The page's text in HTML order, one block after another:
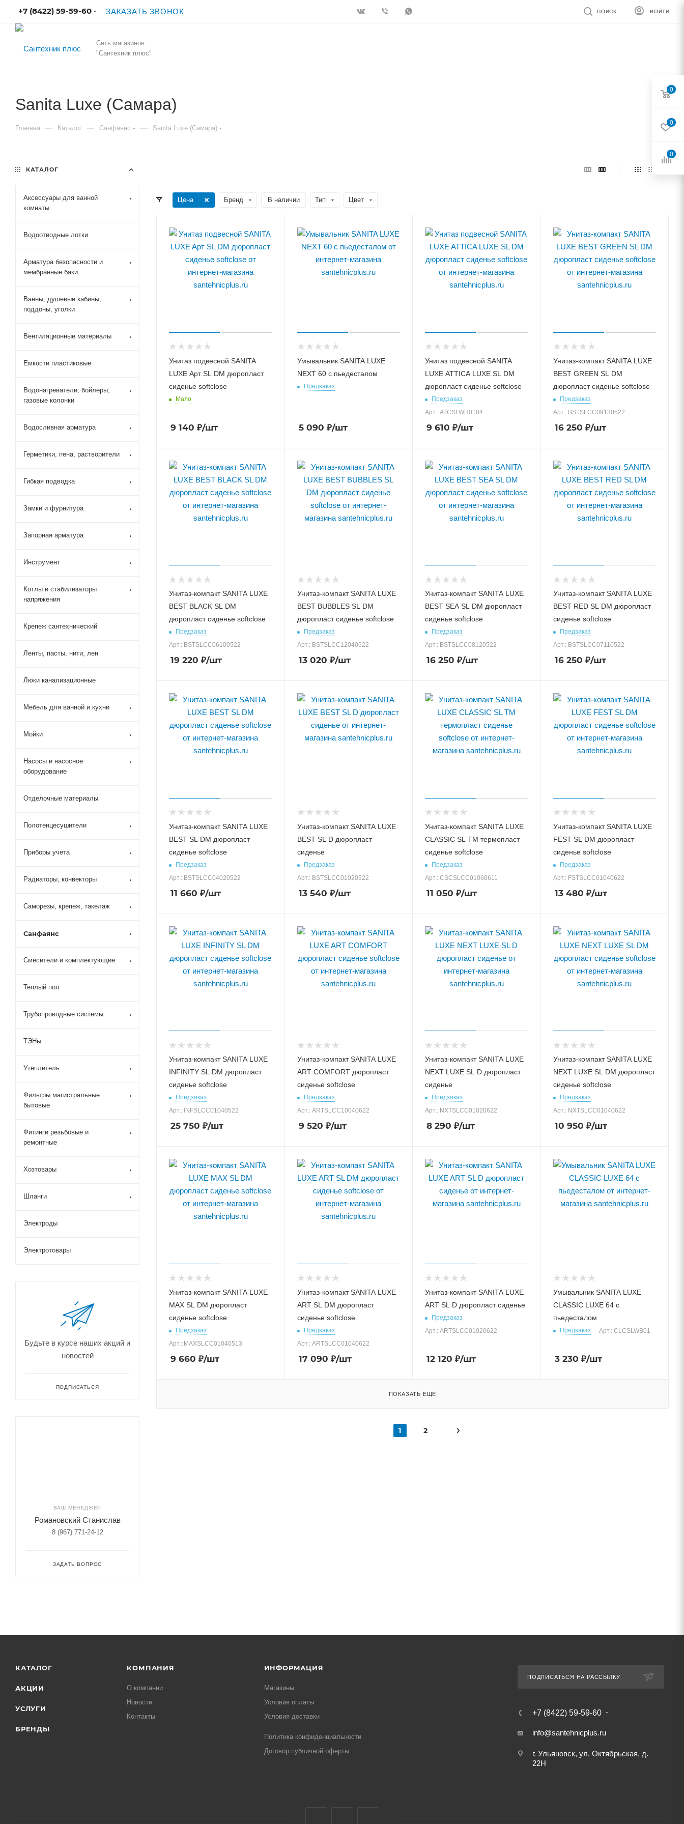
+7 (8422) 59-59-60 ЗАКАЗАТЬ ЗВОНОК ВОЙТИ
ПОИСК
Сеть магазинов
"Сантехник плюс"
Sanita Luxe (Самара)
Главная — Каталог — Санфаянс — Sanita Luxe (Самара)
Цена Бренд В наличии Тип Цвет
Унитаз подвесной SANITA
LUXE Aрт SL DM дюропласт
сиденье softclose
Мало
9 140 ₽/шт
Умывальник SANITA LUXE
NEXT 60 с пьедесталом
Предзаказ
5 090 ₽/шт
Унитаз подвесной SANITA
LUXE ATTICA LUXE SL DM
дюропласт сиденье softclose
Предзаказ
Арт.: ATCSLWH0104
9 610 ₽/шт
Унитаз-компакт SANITA LUXE
BEST GREEN SL DM
дюропласт сиденье softclose
Предзаказ
Арт.: BSTSLCC09130522
16 250 ₽/шт
Унитаз-компакт SANITA LUXE
BEST BLACK SL DM
дюропласт сиденье softclose
Предзаказ
Арт.: BSTSLCC06100522
19 220 ₽/шт
Унитаз-компакт SANITA LUXE
BEST BUBBLES SL DM
дюропласт сиденье softclose
Предзаказ
Арт.: BSTSLCC12040522
13 020 ₽/шт
Унитаз-компакт SANITA LUXE
BEST SEA SL DM дюропласт
сиденье softclose
Предзаказ
Арт.: BSTSLCC08120522
16 250 ₽/шт
Унитаз-компакт SANITA LUXE
BEST RED SL DM дюропласт
сиденье softclose
Предзаказ
Арт.: BSTSLCC07110522
16 250 ₽/шт
Унитаз-компакт SANITA LUXE
BEST SL DM дюропласт
сиденье softclose
Предзаказ
Арт.: BSTSLCC04020522
11 660 ₽/шт
Унитаз-компакт SANITA LUXE
BEST SL D дюропласт
сиденье
Предзаказ
Арт.: BSTSLCC01020522
13 540 ₽/шт
Унитаз-компакт SANITA LUXE
CLASSIC SL TM термопласт
сиденье softclose
Предзаказ
Арт.: CSCSLCC01060611
11 050 ₽/шт
Унитаз-компакт SANITA LUXE
FEST SL DM дюропласт
сиденье softclose
Предзаказ
Арт.: FSTSLCC01040622
13 480 ₽/шт
Унитаз-компакт SANITA LUXE
INFINITY SL DM дюропласт
сиденье softclose
Предзаказ
Арт.: INFSLCC01040522
25 750 ₽/шт
Унитаз-компакт SANITA LUXE
ART COMFORT дюропласт
сиденье softclose
Предзаказ
Арт.: ARTSLCC10040622
9 520 ₽/шт
Унитаз-компакт SANITA LUXE
NEXT LUXE SL D дюропласт
сиденье
Предзаказ
Арт.: NXTSLCC01020622
8 290 ₽/шт
Унитаз-компакт SANITA LUXE
NEXT LUXE SL DM дюропласт
сиденье softclose
Предзаказ
Арт.: NXTSLCC01040622
10 950 ₽/шт
Унитаз-компакт SANITA LUXE
MAX SL DM дюропласт
сиденье softclose
Предзаказ
Арт.: MAXSLCC01040513
9 660 ₽/шт
Унитаз-компакт SANITA LUXE
ART SL DM дюропласт
сиденье softclose
Предзаказ
Арт.: ARTSLCC01040622
17 090 ₽/шт
Унитаз-компакт SANITA LUXE
ART SL D дюропласт сиденье
Предзаказ
Арт.: ARTSLCC01020622
12 120 ₽/шт
Умывальник SANITA LUXE
CLASSIC LUXE 64 с
пьедесталом
Предзаказ Арт.: CLCSLWB01
3 230 ₽/шт
ПОКАЗАТЬ ЕЩЕ
1 2
КАТАЛОГ
Аксессуары для ванной
комнаты
Водоотводные лотки
Арматура безопасности и
мембранные баки
Ванны, душевые кабины,
поддоны, уголки
Вентиляционные материалы
Емкости пластиковые
Водонагреватели, бойлеры,
газовые колонки
Водосливная арматура
Герметики, пена, растворители
Гибкая подводка
Замки и фурнитура
Запорная арматура
Инструмент
Котлы и стабилизаторы
напряжения
Крепеж сантехнический
Ленты, пасты, нити, лен
Люки канализационные
Мебель для ванной и кухни
Мойки
Насосы и насосное
оборудование
Отделочные материалы
Полотенцесушители
Приборы учета
Радиаторы, конвекторы
Саморезы, крепеж, такелаж
Санфаянс
Смесители и комплектующие
Теплый пол
Трубопроводные системы
ТЭНы
Утеплитель
Фильтры магистральные
бытовые
Фитинги резьбовые и
ремонтные
Хозтовары
Шланги
Электроды
Электротовары
Будьте в курсе наших акций и
новостей
ПОДПИСАТЬСЯ
ВАШ МЕНЕДЖЕР
Романовский Станислав
8 (967) 771-24-12
ЗАДАТЬ ВОПРОС
КАТАЛОГ
АКЦИИ
УСЛУГИ
БРЕНДЫ
КОМПАНИЯ
О компании
Новости
Контакты
ИНФОРМАЦИЯ
Магазины
Условия оплаты
Условия доставки
Политика конфиденциальности
Договор публичной оферты
ПОДПИСАТЬСЯ НА РАССЫЛКУ
+7 (8422) 59-59-60
info@santehnicplus.ru
г. Ульяновск, ул. Октябрьская, д.
22Н
0
0
0